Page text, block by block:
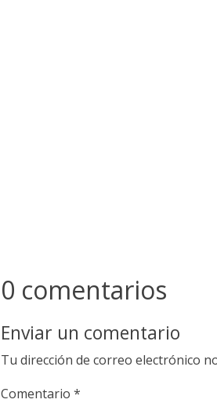
0 comentarios
Enviar un comentario
Tu dirección de correo electrónico
Comentario*